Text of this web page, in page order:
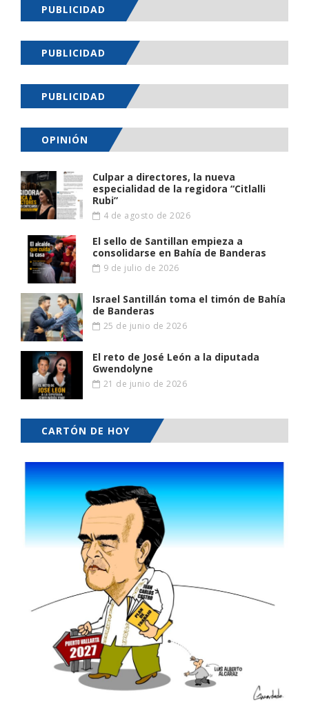
PUBLICIDAD
PUBLICIDAD
PUBLICIDAD
OPINIÓN
Culpar a directores, la nueva
especialidad de la regidora “Citlalli
Rubi”
4 de agosto de 2026
El sello de Santillan empieza a
consolidarse en Bahía de Banderas
9 de julio de 2026
Israel Santillán toma el timón de Bahía
de Banderas
25 de junio de 2026
El reto de José León a la diputada
Gwendolyne
21 de junio de 2026
CARTÓN DE HOY